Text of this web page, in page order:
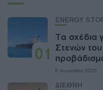
01
ENERGY
Τα σχέδια
Στενών
8 Αυγούστου 2026
ΔΙΕΘΝΗ